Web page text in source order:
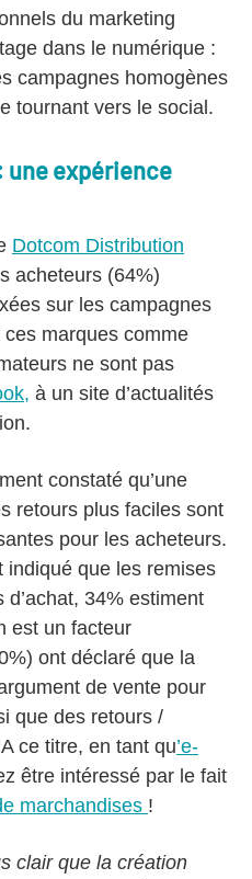
du marketing
dans le numérique :
campagnes homogènes
tournant vers le social.
expérience
Dotcom Distribution
acheteurs (64%)
sur les campagnes
marques comme
ne sont pas
à un site d’actualités
constaté qu’une
retours plus faciles sont
pour les acheteurs.
indiqué que les remises
34% estiment
est un facteur
ont déclaré que la
de vente pour
que des retours /
ce titre, en tant qu’e-
être intéressé par le fait
marchandises !
clair que la création